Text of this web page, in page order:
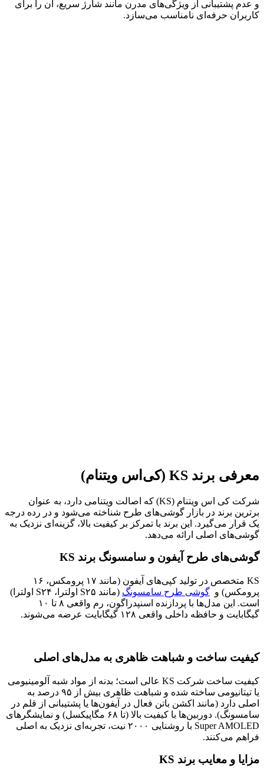
و عدم پشتیبانی از ویژگی‌های مدرن مانند شارژ سریع، آن را برای
کاربران حرفه‌ای نامناسب می‌سازد.
معرفی برند KS (کی‌اس ویتنام)
شرکت کی اس ویتنام (KS) که اصالت ویتنامی دارد، به عنوان
برترین برند در بازار گوشی‌های طرح شناخته می‌شود و در رده درجه
یک قرار می‌گیرد. این برند با تمرکز بر کیفیت بالا، گزینه‌ای نزدیک به
گوشی‌های اصلی ارائه می‌دهد.
گوشی‌های طرح آیفون و سامسونگ برند KS
KS متخصص در تولید کپی‌های آیفون (مانند ۱۷ پرومکس، ۱۶
پرومکس) و گوشی طرح سامسونگ
(مانند S۲۵ اولترا، S۲۴ اولترا)
است. این مدل‌ها با پردازنده اسنپدراگون، رم واقعی ۸ تا ۱۰
گیگابایت و حافظه داخلی واقعی ۱۲۸ گیگابایت عرضه می‌شوند.
کیفیت ساخت و شباهت ظاهری به مدل‌های اصلی
کیفیت ساخت شرکت KS عالی است؛ بدنه از مواد شبه آلومینیومی
یا تیتانیومی ساخته شده و شباهت ظاهری بیش از ۹۵ درصد به
اصلی دارد (مانند اکشن باتن فعال در آیفون‌ها یا پشتیبانی از قلم در
سامسونگ). دوربین‌ها با کیفیت بالا (تا ۶۸ مگاپیکسل) و نمایشگرهای
Super AMOLED با روشنایی ۲۰۰۰ نیت، تجربه‌ای نزدیک به اصلی
فراهم می‌کنند.
مزایا و معایب برند KS